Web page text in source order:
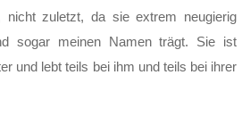
nicht zuletzt, da sie extrem neugierig
sogar meinen Namen trägt. Sie ist
und lebt teils bei ihm und teils bei ihrer